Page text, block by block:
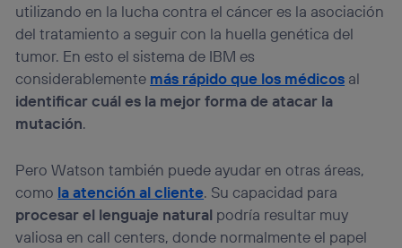
utilizando en la lucha contra el cáncer es la asociación
del tratamiento a seguir con la huella genética del
tumor. En esto el sistema de IBM es
considerablemente más rápido que los médicos al
identificar cuál es la mejor forma de atacar la
mutación.
Pero Watson también puede ayudar en otras áreas,
como la atención al cliente. Su capacidad para
procesar el lenguaje natural podría resultar muy
valiosa en call centers, donde normalmente el papel